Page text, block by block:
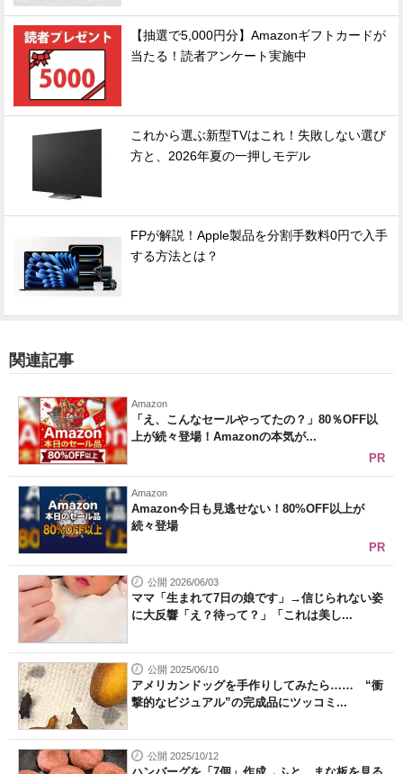
【抽選で5,000円分】Amazonギフトカードが
当たる！読者アンケート実施中
これから選ぶ新型TVはこれ！失敗しない選び
方と、2026年夏の一押しモデル
FPが解説！Apple製品を分割手数料0円で入手
する方法とは？
関連記事
Amazon
「え、こんなセールやってたの？」80％OFF以
上が続々登場！Amazonの本気が...
PR
Amazon
Amazon今日も見逃せない！80%OFF以上が
続々登場
PR
公開 2026/06/03
ママ「生まれて7日の娘です」→信じられない姿
に大反響「え？待って？」「これは美し...
公開 2025/06/10
アメリカンドッグを手作りしてみたら…… “衝
撃的なビジュアル”の完成品にツッコミ...
公開 2025/10/12